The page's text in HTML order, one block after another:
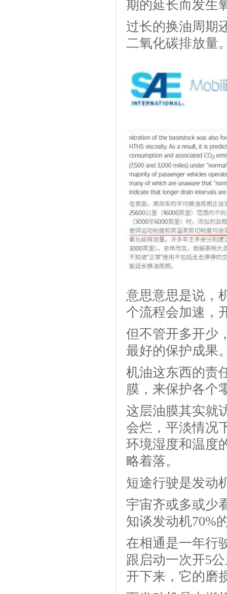
期的延长而发生
过长的换油周期
二氧化碳排放量
意思意思是说，
个流程会加速，
但不管开多开少
最好的保护成果
机油这东西的责
膜，来保护各个
这层油膜其实就
会烂，平淡情况
环境湿度和温度
略着落。
短途行驶是发动
宇宙齐或多或少
知谈发动机70%
在相通是一年行
跟启动一次开5
开下来，它的磨